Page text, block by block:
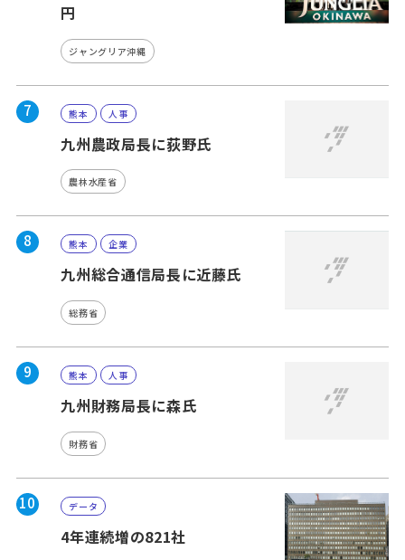
円
ジャングリア沖縄
7 熊本 人事
九州農政局長に荻野氏
農林水産省
8 熊本 企業
九州総合通信局長に近藤氏
総務省
9 熊本 人事
九州財務局長に森氏
財務省
10 データ
4年連続増の821社